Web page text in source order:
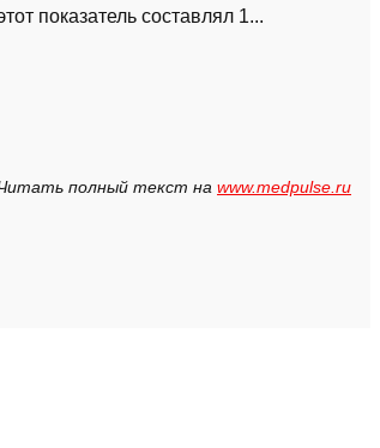
показатель составлял 1...
полный текст на www.medpulse.ru